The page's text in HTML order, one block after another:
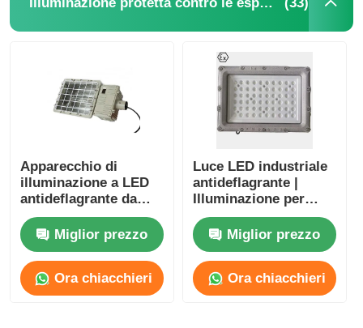
Apparecchio di
illuminazione a LED
antideflagrante da
250W 400W 1000W
per lampada a ioduri
metallici
Miglior prezzo
Ora chiacchieri
Luce LED industriale
antideflagrante |
Illuminazione per
aree pericolose delle
zone 1 e 2Miglior prezzo
Ora chiacchieri